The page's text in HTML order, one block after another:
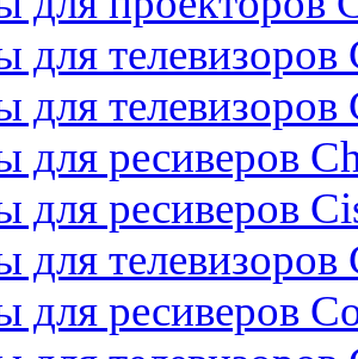
для телевизоров
для телевизоров
для ресиверов
для ресиверов
для телевизоров
для ресиверов